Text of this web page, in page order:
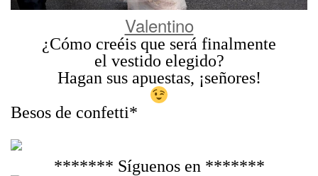
Valentino
¿Cómo creéis que será finalmente
el vestido elegido?
Hagan sus apuestas, ¡señores!
Besos de confetti*
******* Síguenos en *******